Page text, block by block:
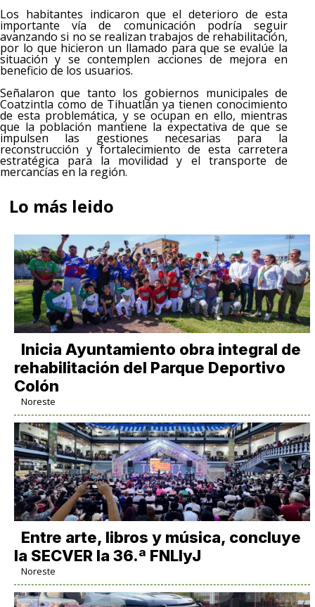
Los habitantes indicaron que el deterioro de esta
importante vía de comunicación podría seguir
avanzando si no se realizan trabajos de rehabilitación,
por lo que hicieron un llamado para que se evalúe la
situación y se contemplen acciones de mejora en
beneficio de los usuarios.
Señalaron que tanto los gobiernos municipales de
Coatzintla como de Tihuatlán ya tienen conocimiento
de esta problemática, y se ocupan en ello, mientras
que la población mantiene la expectativa de que se
impulsen las gestiones necesarias para la
reconstrucción y fortalecimiento de esta carretera
estratégica para la movilidad y el transporte de
mercancías en la región.
Lo más leido
Inicia Ayuntamiento obra integral de
rehabilitación del Parque Deportivo
Colón
Noreste
Entre arte, libros y música, concluye
la SECVER la 36.ª FNLIyJ
Noreste